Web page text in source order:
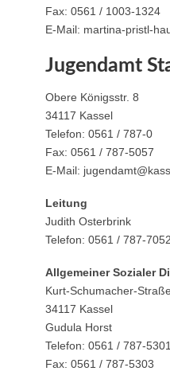
Fax: 0561 / 1003-1324
E-Mail: martina-pristl-
Jugendamt
Obere Königsstr. 8
34117 Kassel
Telefon: 0561 / 787-0
Fax: 0561 / 787-5057
E-Mail:
Leitung
Judith Osterbrink
Telefon: 0561 / 787-7052
Allgemeiner Sozialer
Kurt-Schumacher-
34117 Kassel
Gudula Horst
Telefon: 0561 / 787-5301
Fax: 0561 / 787-5303